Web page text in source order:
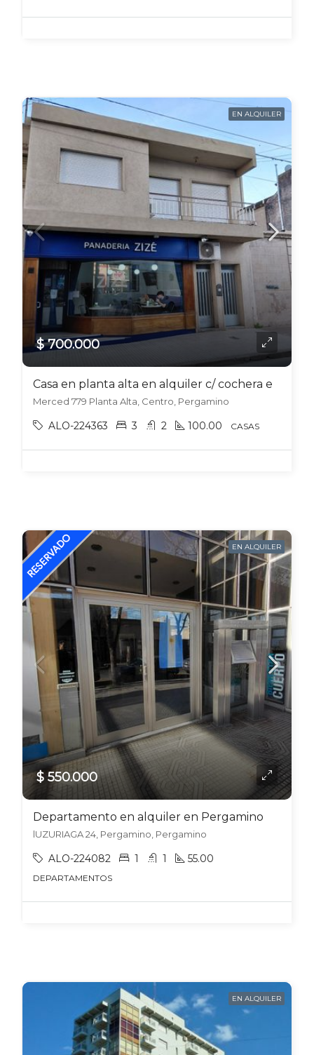
EN ALQUILER
$ 700.000
Merced 779 Planta Alta, Centro, Pergamino
ALO-224363 3 2 100.00 CASAS
EN ALQUILER
$ 550.000
Departamento en alquiler en Pergamino
lUZURIAGA 24, Pergamino, Pergamino
ALO-224082 1 1 55.00
DEPARTAMENTOS
EN ALQUILER